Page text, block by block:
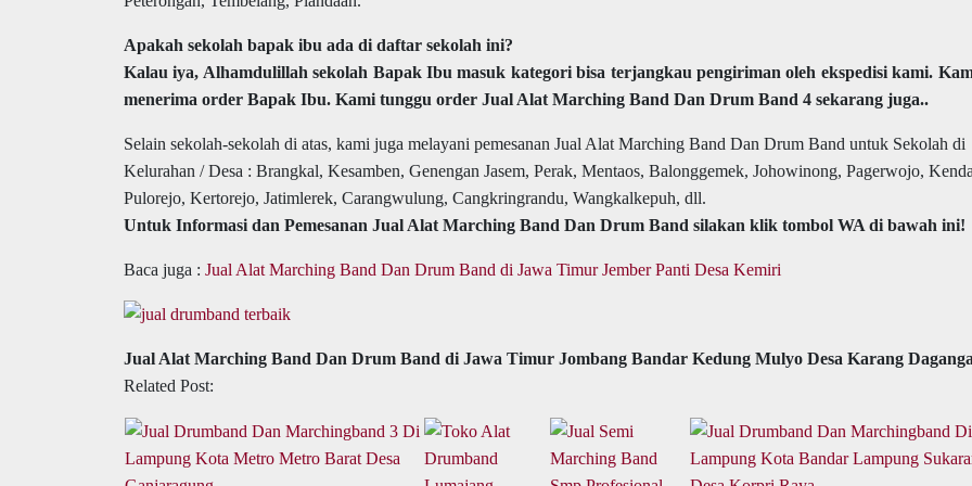
Apakah sekolah bapak ibu ada di daftar sekolah ini?
Kalau iya, Alhamdulillah sekolah Bapak Ibu masuk kategori bisa terjangkau pengiriman oleh ekspedisi kami.
menerima order Bapak Ibu. Kami tunggu order Jual Alat Marching Band Dan Drum Band 4 sekarang juga..
Selain sekolah-sekolah di atas, kami juga melayani pemesanan Jual Alat Marching Band Dan Drum Band untuk Sekolah di
Kelurahan / Desa : Brangkal, Kesamben, Genengan Jasem, Perak, Mentaos, Balonggemek, Johowinong, Pagerwojo,
Pulorejo, Kertorejo, Jatimlerek, Carangwulung, Cangkringrandu, Wangkalkepuh, dll.
Untuk Informasi dan Pemesanan Jual Alat Marching Band Dan Drum Band silakan klik tombol WA di bawah ini!
Baca juga : Jual Alat Marching Band Dan Drum Band di Jawa Timur Jember Panti Desa Kemiri
Jual Alat Marching Band Dan Drum Band di Jawa Timur Jombang Bandar Kedung Mulyo Desa Karang
Related Post: